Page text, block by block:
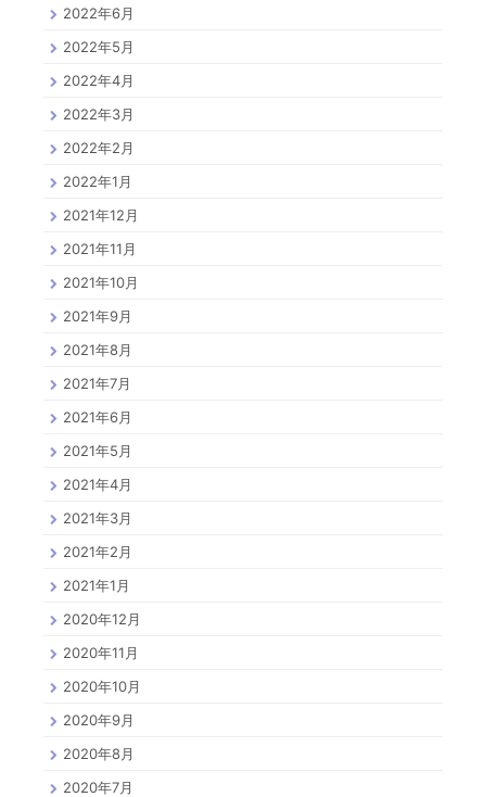
2022年6月
2022年5月
2022年4月
2022年3月
2022年2月
2022年1月
2021年12月
2021年11月
2021年10月
2021年9月
2021年8月
2021年7月
2021年6月
2021年5月
2021年4月
2021年3月
2021年2月
2021年1月
2020年12月
2020年11月
2020年10月
2020年9月
2020年8月
2020年7月